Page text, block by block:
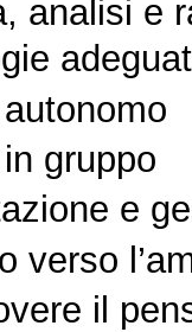
analisi e
gruppo
e
verso
il